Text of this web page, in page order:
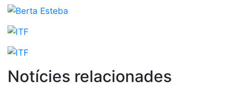
equips
Campionat
Notícies relacionades